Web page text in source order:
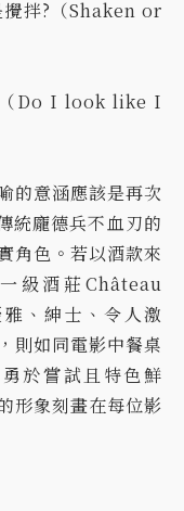
拌?（Shaken or
（Do I look like I
的意涵應該是再次
統龐德兵不血刃的
角色。若以酒款來
級酒莊Château
、紳士、令人激
則如同電影中餐桌
於嘗試且特色鮮
形象刻畫在每位影